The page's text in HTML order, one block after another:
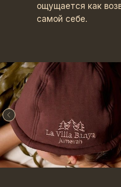
ощущается как
самой себе.